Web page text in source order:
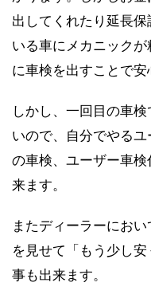
出してくれたり延長
いる車にメカニック
に車検を出すことで安
しかし、一回目の車
いので、自分でやる
の車検、ユーザー車
来ます。
またディーラーにお
を見せて「もう少し
事も出来ます。